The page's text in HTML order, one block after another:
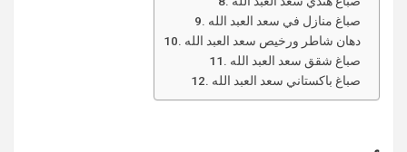
صباغ منازل في سعد العبد الله
دهان شاطر ورخيص سعد العبد الله
صباغ شقق سعد العبد الله
صباغ باكستاني سعد العبد الله